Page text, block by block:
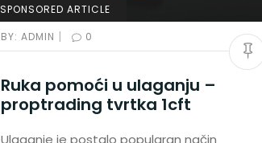
SPONSORED ARTICLE
BY: ADMIN | 0
Ruka pomoći u ulaganju –
proptrading tvrtka 1cft